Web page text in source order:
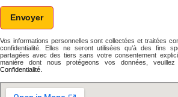
Envoyer
Vos informations personnelles sont collectées et traitées
confidentialité. Elles ne seront utilisées qu’à des fins
partagées avec des tiers sans votre consentement
manière dont nous protégeons vos données,
Confidentialité.